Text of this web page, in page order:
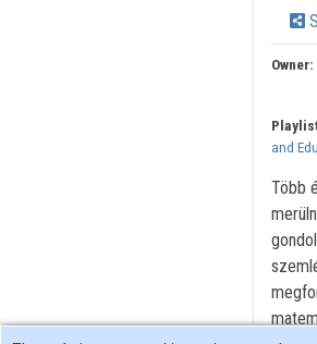
Owner:
and
Több